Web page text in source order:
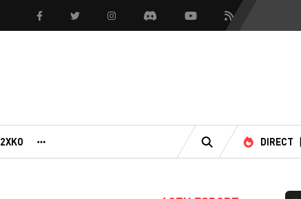
FacebookTwitter InstagramDiscord YoutubeFlux RSS
2XKO
RECHERCHE
DIRECT